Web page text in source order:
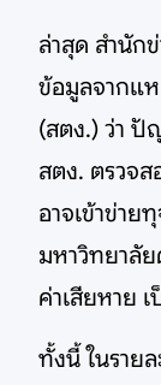
ล่าสุด สำนัก
ข้อมูลจากแห
(สตง.) ว่า ปั
สตง. ตรวจ
อาจเข้าข่าย
มหาวิทยาลัย
ค่าเสียหาย
ทั้งนี้ ในราย